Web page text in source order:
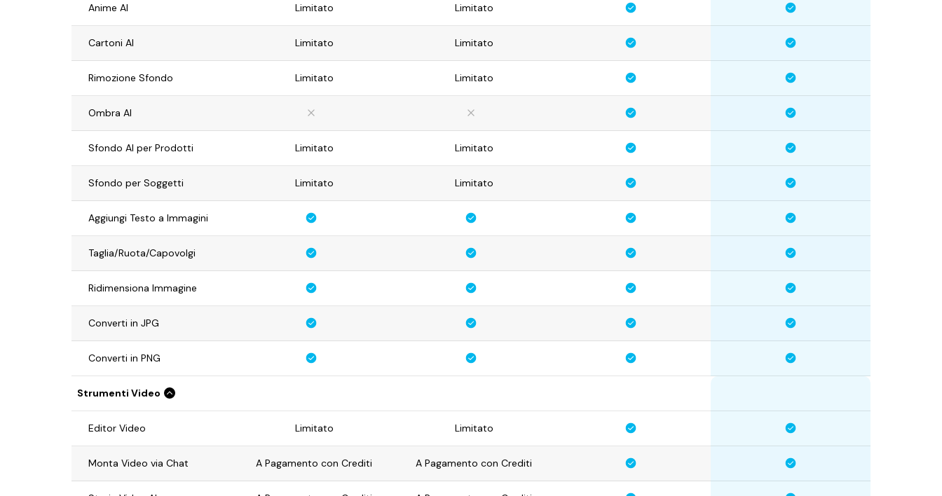
Anime AI Limitato Limitato
Cartoni AI Limitato Limitato
Rimozione Sfondo Limitato Limitato
Ombra AI
Sfondo AI per Prodotti Limitato Limitato
Sfondo per Soggetti Limitato Limitato
Aggiungi Testo a Immagini
Taglia/Ruota/Capovolgi
Ridimensiona Immagine
Converti in JPG
Converti in PNG
Strumenti Video
Editor Video Limitato Limitato
Monta Video via Chat A Pagamento con Crediti A Pagamento con Crediti